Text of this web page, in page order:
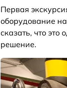
Первая
оборудование
сказать, что
решение.